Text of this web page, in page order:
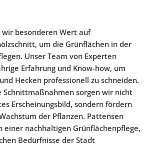
besonderen Wert auf
um die Grünflächen in der
Unser Team von Experten
Erfahrung und Know-how, um
Hecken professionell zu schneiden.
Schnittmaßnahmen sorgen wir nicht
Erscheinungsbild, sondern fördern
der Pflanzen. Pattensen
nachhaltigen Grünflächenpflege,
Bedürfnisse der Stadt